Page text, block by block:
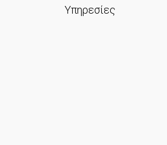
Υπηρεσίες